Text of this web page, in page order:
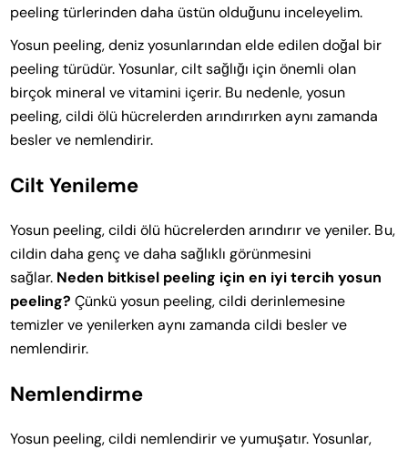
peeling türlerinden daha üstün olduğunu inceleyelim.
Yosun peeling, deniz yosunlarından elde edilen doğal bir
peeling türüdür. Yosunlar, cilt sağlığı için önemli olan
birçok mineral ve vitamini içerir. Bu nedenle, yosun
peeling, cildi ölü hücrelerden arındırırken aynı zamanda
besler ve nemlendirir.
Cilt Yenileme
Yosun peeling, cildi ölü hücrelerden arındırır ve yeniler. Bu,
cildin daha genç ve daha sağlıklı görünmesini
sağlar. Neden bitkisel peeling için en iyi tercih yosun
peeling? Çünkü yosun peeling, cildi derinlemesine
temizler ve yenilerken aynı zamanda cildi besler ve
nemlendirir.
Nemlendirme
Yosun peeling, cildi nemlendirir ve yumuşatır. Yosunlar,